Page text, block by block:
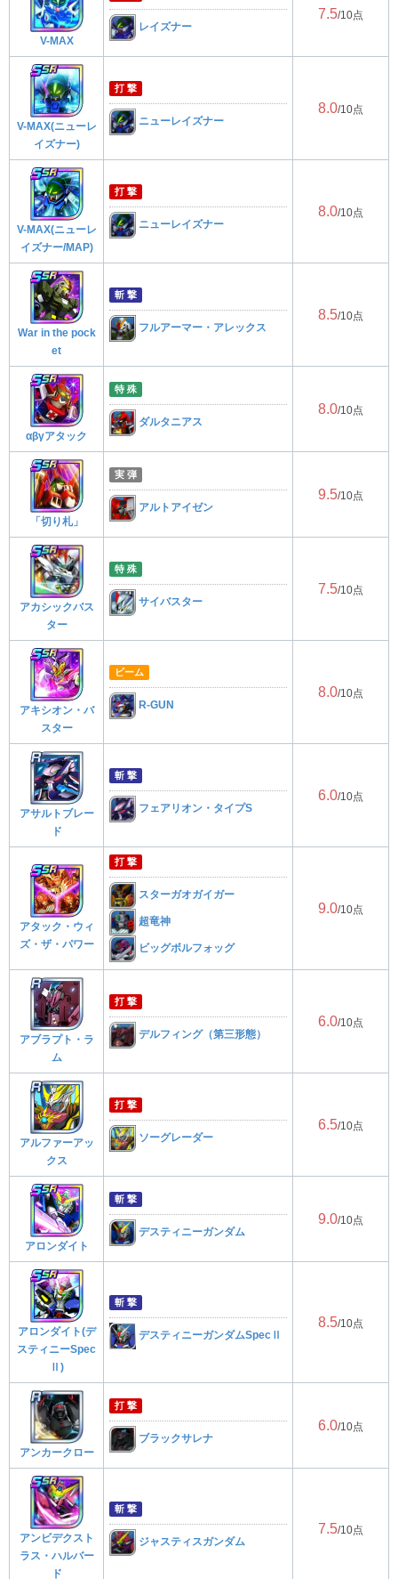
V-MAX
レイズナー
7.5/10点
V-MAX(ニューレ
イズナー)
打 撃
ニューレイズナー
8.0/10点
V-MAX(ニューレ
イズナー/MAP)
打 撃
ニューレイズナー
8.0/10点
War in the pock
et
斬 撃
フルアーマー・アレックス
8.5/10点
αβγアタック
特 殊
ダルタニアス
8.0/10点
「切り札」
実 弾
アルトアイゼン
9.5/10点
アカシックバス
ター
特 殊
サイバスター
7.5/10点
アキシオン・バ
スター
ビーム
R-GUN
8.0/10点
アサルトブレー
ド
斬 撃
フェアリオン・タイプS
6.0/10点
アタック・ウィ
ズ・ザ・パワー
打 撃
スターガオガイガー
超竜神
ビッグボルフォッグ
9.0/10点
アブラプト・ラ
ム
打 撃
デルフィング（第三形態）
6.0/10点
アルファーアッ
クス
打 撃
ソーグレーダー
6.5/10点
アロンダイト
斬 撃
デスティニーガンダム
9.0/10点
アロンダイト(デ
スティニーSpec
Ⅱ)
斬 撃
デスティニーガンダムSpecⅡ
8.5/10点
アンカークロー
打 撃
ブラックサレナ
6.0/10点
アンビデクスト
ラス・ハルバー
ド
斬 撃
ジャスティスガンダム
7.5/10点